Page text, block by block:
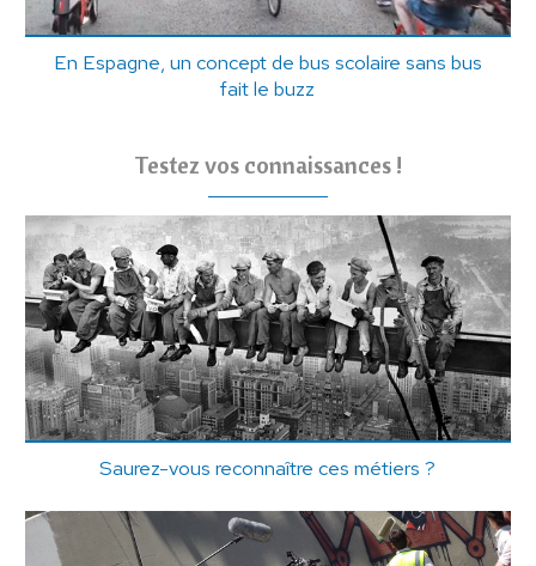
En Espagne, un concept de bus scolaire sans bus
fait le buzz
Testez vos connaissances !
Saurez-vous reconnaître ces métiers ?